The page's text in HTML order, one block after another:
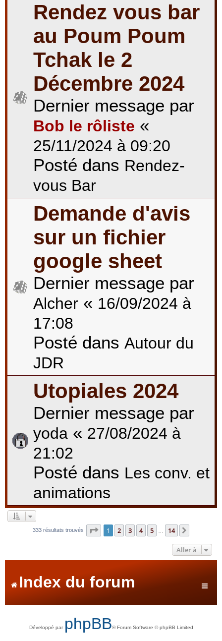
Rendez vous bar
au Poum Poum
Tchak le 2
Décembre 2024
Dernier message par
Bob le rôliste «
25/11/2024 à 09:20
Posté dans Rendez-
vous Bar
Demande d'avis
sur un fichier
google sheet
Dernier message par
Alcher « 16/09/2024 à
17:08
Posté dans Autour du
JDR
Utopiales 2024
Dernier message par
yoda « 27/08/2024 à
21:02
Posté dans Les conv. et
animations
333 résultats trouvés Page 1sur14
1 2 3 4 5 14
Aller à
Index du forum
Développé par phpBB® Forum Software © phpBB Limited